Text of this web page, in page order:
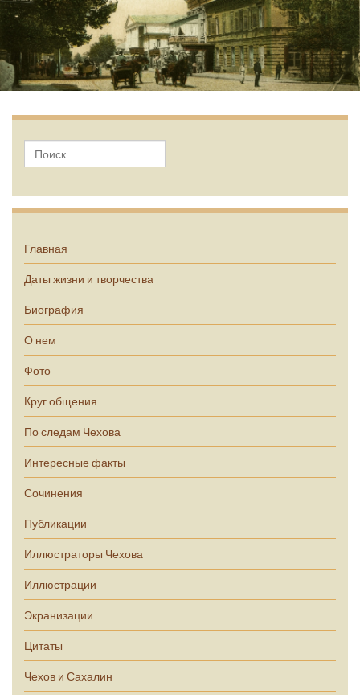
Главная
Даты жизни и творчества
Биография
О нем
Фото
Круг общения
По следам Чехова
Интересные факты
Сочинения
Публикации
Иллюстраторы Чехова
Иллюстрации
Экранизации
Цитаты
Чехов и Сахалин